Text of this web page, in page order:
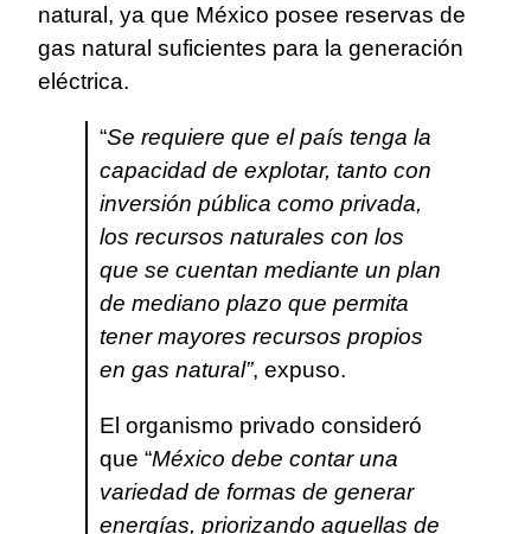
natural, ya que México posee reservas de
gas natural suficientes para la generación
eléctrica.
“Se requiere que el país tenga la
capacidad de explotar, tanto con
inversión pública como privada,
los recursos naturales con los
que se cuentan mediante un plan
de mediano plazo que permita
tener mayores recursos propios
en gas natural”, expuso.
El organismo privado consideró
que “México debe contar una
variedad de formas de generar
energías, priorizando aquellas de